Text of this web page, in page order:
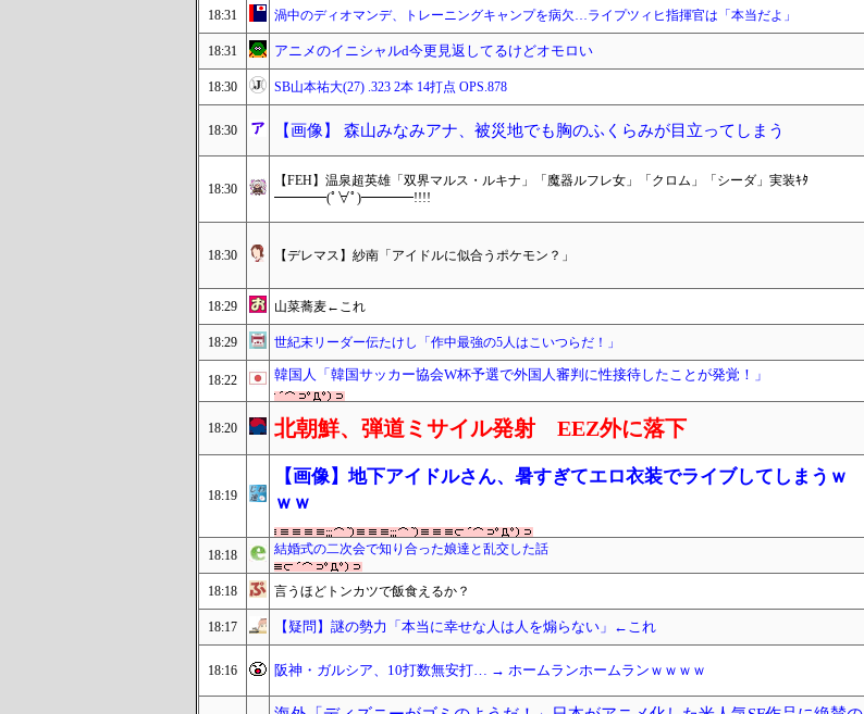
18:31 渦中のディオマンデ、トレーニングキャンプを病欠…ライプツィヒ指揮官は「本当だよ」
18:31 アニメのイニシャルd今更見返してるけどオモロい
18:30 SB山本祐大(27) .323 2本 14打点 OPS.878
18:30 【画像】 森山みなみアナ、被災地でも胸のふくらみが目立ってしまう
18:30
【FEH】温泉超英雄「双界マルス・ルキナ」「魔器ルフレ女」「クロム」「シーダ」実装ｷﾀ
━━━━(ﾟ∀ﾟ)━━━━!!!!
18:30 【デレマス】紗南「アイドルに似合うポケモン？」
18:29 山菜蕎麦←これ
18:29 世紀末リーダー伝たけし「作中最強の5人はこいつらだ！」
18:22 韓国人「韓国サッカー協会W杯予選で外国人審判に性接待したことが発覚！」
18:20 北朝鮮、弾道ミサイル発射 EEZ外に落下
18:19
【画像】地下アイドルさん、暑すぎてエロ衣装でライブしてしまうｗ
ｗｗ
18:18 結婚式の二次会で知り合った娘達と乱交した話
18:18 言うほどトンカツで飯食えるか？
18:17 【疑問】謎の勢力「本当に幸せな人は人を煽らない」←これ
18:16 阪神・ガルシア、10打数無安打… → ホームランホームランｗｗｗｗ